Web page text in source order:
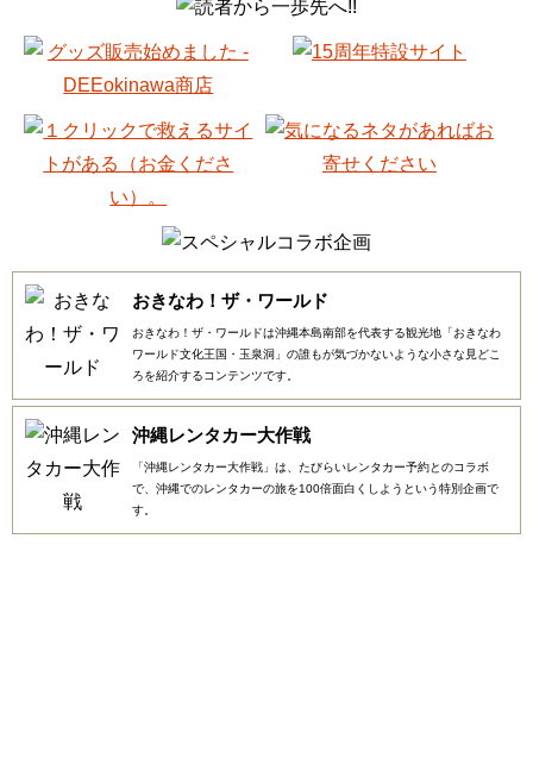
おきなわ！ザ・ワールド
おきなわ！ザ・ワールドは沖縄本島南部を代表する観光地「おきなわ
ワールド文化王国・玉泉洞」の誰もが気づかないような小さな見どこ
ろを紹介するコンテンツです。
沖縄レンタカー大作戦
「沖縄レンタカー大作戦」は、たびらいレンタカー予約とのコラボ
で、沖縄でのレンタカーの旅を100倍面白くしようという特別企画で
す。